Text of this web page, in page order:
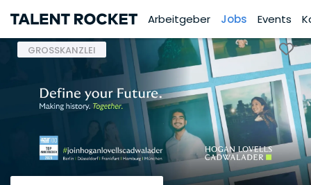
Arbeitgeber Jobs Events
GROSSKANZLEI